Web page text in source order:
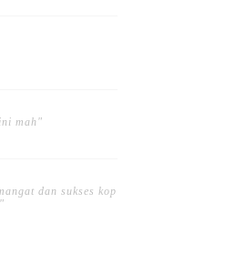
mah"
dan sukses kop